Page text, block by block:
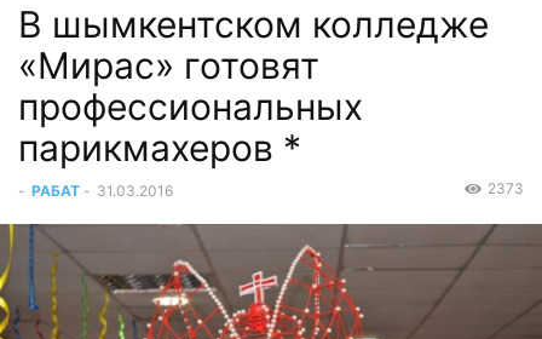
В шымкентском колледже
«Мирас» готовят
профессиональных
парикмахеров *
- РАБАТ - 31.03.2016 2373